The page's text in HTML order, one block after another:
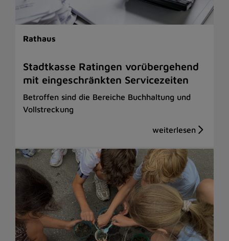
Rathaus
Stadtkasse Ratingen vorübergehend
mit eingeschränkten Servicezeiten
Betroffen sind die Bereiche Buchhaltung und
Vollstreckung